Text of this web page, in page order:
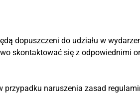
dopuszczeni do udziału w
skontaktować się z odpowiednimi
przypadku naruszenia zasad